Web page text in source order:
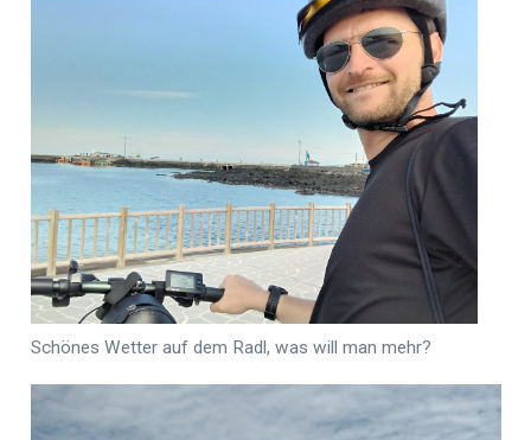
Schönes Wetter auf dem Radl, was will man mehr?